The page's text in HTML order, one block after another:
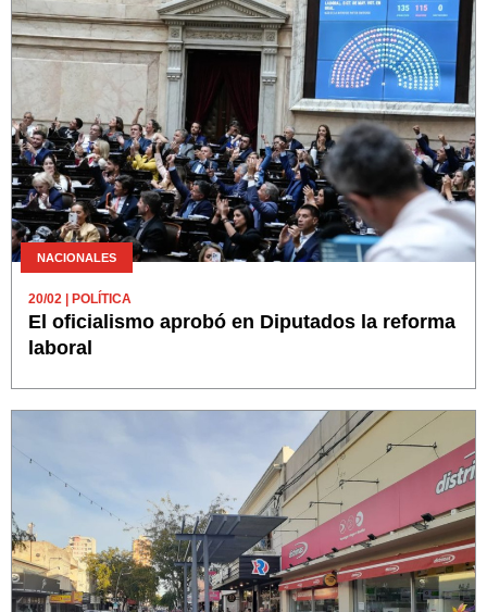
NACIONALES
20/02 | POLÍTICA
El oficialismo aprobó en Diputados la reforma
laboral